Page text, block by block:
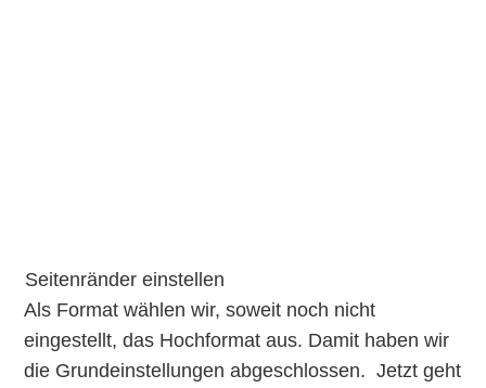
Seitenränder einstellen
Als Format wählen wir, soweit noch nicht
eingestellt, das Hochformat aus. Damit haben wir
die Grundeinstellungen abgeschlossen. Jetzt geht